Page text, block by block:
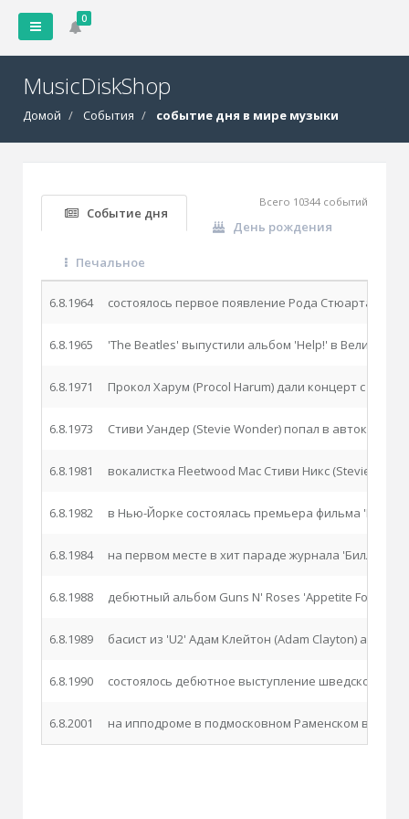
0
MusicDiskShop
Домой События событие дня в мире музыки
Всего 10344 событий
Событие дня
День рождения
Печальное
6.8.1964 состоялось первое появление Рода Стюарта (Rod
6.8.1965 'The Beatles' выпустили альбом 'Help!' в
6.8.1971 Прокол Харум (Procol Harum) дали концерт с
6.8.1973 Стиви Уандер (Stevie Wonder) попал в
6.8.1981 вокалистка Fleetwood Mac Стиви Никс (Stevie
6.8.1982 в Нью-Йорке состоялась премьера фильма 'Pink
6.8.1984 на первом месте в хит параде журнала
6.8.1988 дебютный альбом Guns N' Roses 'Appetite For
6.8.1989 басист из 'U2' Адам Клейтон (Adam Clayton)
6.8.1990 состоялось дебютное выступление шведского
6.8.2001 на ипподроме в подмосковном Раменском